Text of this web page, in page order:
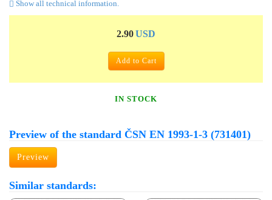
Show all technical information.
2.90USD
Add to Cart
IN STOCK
Preview of the standard ČSN EN 1993-1-3 (731401)
Preview
Similar standards: